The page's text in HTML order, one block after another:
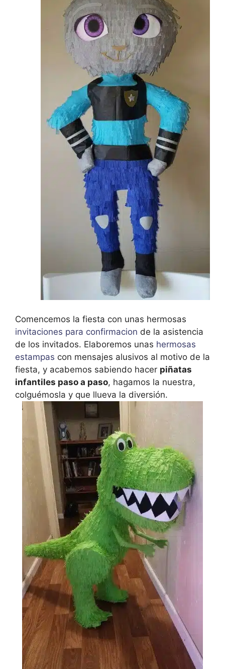
Comencemos la fiesta con unas hermosas
invitaciones para confirmacion de la asistencia
de los invitados. Elaboremos unas hermosas
estampas con mensajes alusivos al motivo de la
fiesta, y acabemos sabiendo hacer piñatas
infantiles paso a paso, hagamos la nuestra,
colguémosla y que llueva la diversión.